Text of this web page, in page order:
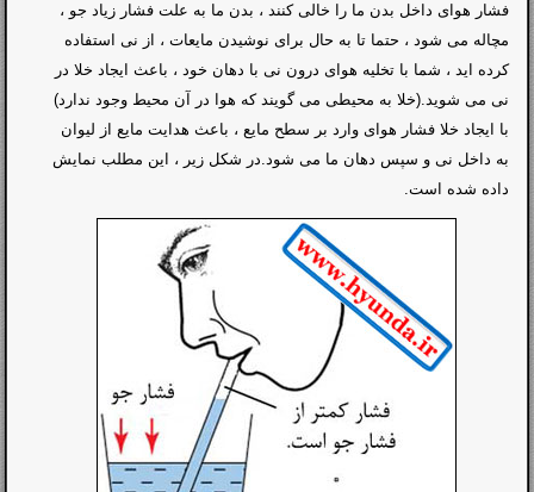
فشار هوای داخل بدن ما را خالی کنند ، بدن ما به علت فشار زیاد جو ،
مچاله می شود ، حتما تا به حال برای نوشیدن مایعات ، از نی استفاده
کرده اید ، شما با تخلیه هوای درون نی با دهان خود ، باعث ایجاد خلا در
نی می شوید.(خلا به محیطی می گویند که هوا در آن محیط وجود ندارد)
با ایجاد خلا فشار هوای وارد بر سطح مایع ، باعث هدایت مایع از لیوان
به داخل نی و سپس دهان ما می شود.در شکل زیر ، این مطلب نمایش
داده شده است.